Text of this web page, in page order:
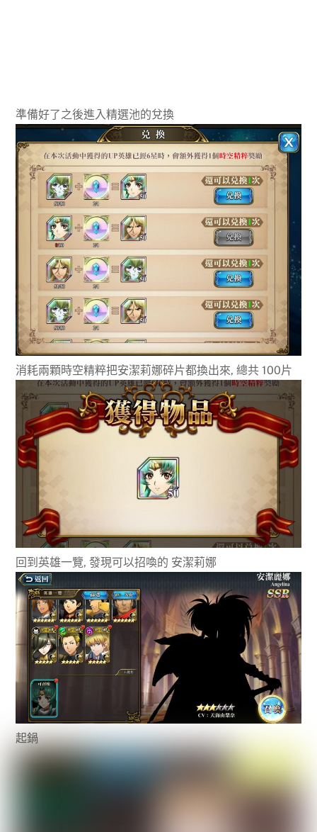
準備好了之後進入精選池的兌換
消耗兩顆時空精粹把安潔莉娜碎片都換出來, 總共 100片
回到英雄一覽, 發現可以招喚的 安潔莉娜
起鍋